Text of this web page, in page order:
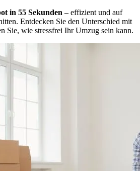
in 55 Sekunden – effizient und auf
Entdecken Sie den Unterschied mit
Sie, wie stressfrei Ihr Umzug sein kann.